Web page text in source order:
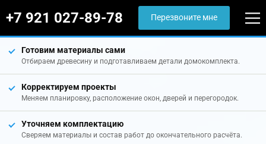
+7 921 027-89-78 Перезвоните мне
Готовим материалы сами
Отбираем древесину и подготавливаем детали домокомплекта.
Корректируем проекты
Меняем планировку, расположение окон, дверей и перегородок.
Уточняем комплектацию
Сверяем материалы и состав работ до окончательного расчёта.